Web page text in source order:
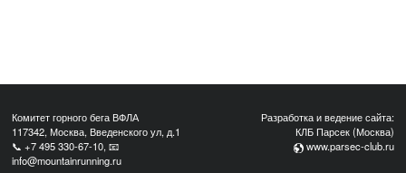
Комитет горного бега ВФЛА
117342, Москва, Введенского ул, д.1
📞+7 495 330-67-10, 📧
info@mountainrunning.ru
Разработка и ведение сайта:
КЛБ Парсек (Москва)
www.parsec-club.ru